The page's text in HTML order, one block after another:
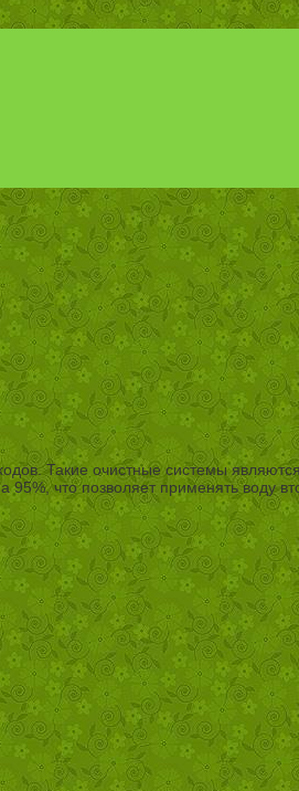
Такие очистные системы
что позволяет применять воду